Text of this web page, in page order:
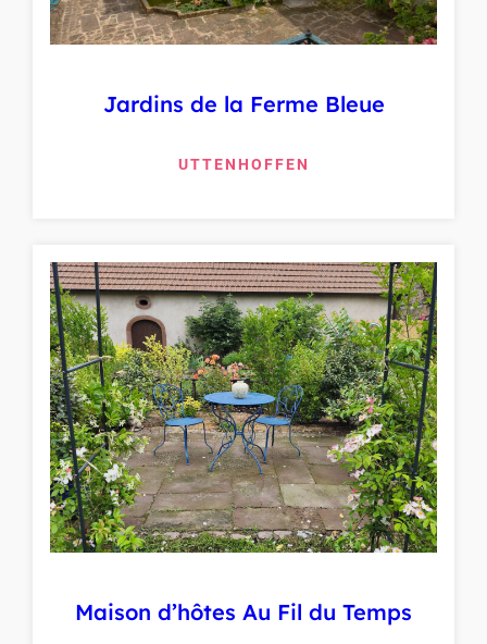
Jardins de la Ferme Bleue
UTTENHOFFEN
Maison d’hôtes Au Fil du Temps